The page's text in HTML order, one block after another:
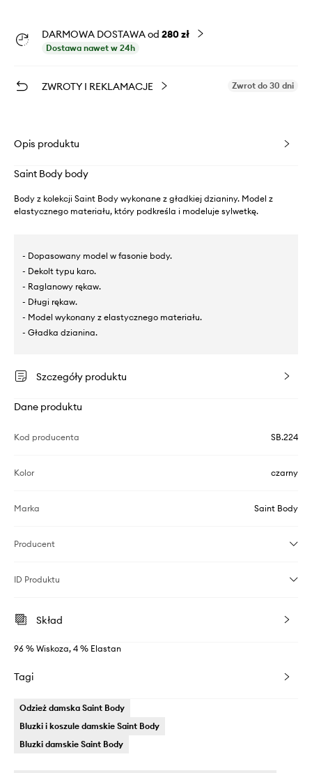
DARMOWA DOSTAWA od 280 zł
Dostawa nawet w 24h
ZWROTY I REKLAMACJE Zwrot do 30 dni
Opis produktu
Saint Body body
Body z kolekcji Saint Body wykonane z gładkiej dzianiny. Model z
elastycznego materiału, który podkreśla i modeluje sylwetkę.
- Dopasowany model w fasonie body.
- Dekolt typu karo.
- Raglanowy rękaw.
- Długi rękaw.
- Model wykonany z elastycznego materiału.
- Gładka dzianina.
Szczegóły produktu
Dane produktu
Kod producenta SB.224
Kolor czarny
Marka Saint Body
Producent
ID Produktu
Skład
96 % Wiskoza, 4 % Elastan
Tagi
Odzież damska Saint Body
Bluzki i koszule damskie Saint Body
Bluzki damskie Saint Body